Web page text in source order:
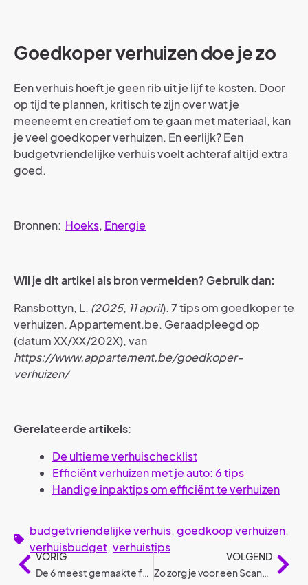
Goedkoper verhuizen doe je zo
Een verhuis hoeft je geen rib uit je lijf te kosten. Door
op tijd te plannen, kritisch te zijn over wat je
meeneemt en creatief om te gaan met materiaal, kan
je veel goedkoper verhuizen. En eerlijk? Een
budgetvriendelijke verhuis voelt achteraf altijd extra
goed.
Bronnen: Hoeks, Energie
Wil je dit artikel als bron vermelden? Gebruik dan:
Ransbottyn, L. (2025, 11 april). 7 tips om goedkoper te
verhuizen. Appartement.be. Geraadpleegd op
(datum XX/XX/202X), van
https://www.appartement.be/goedkoper-
verhuizen/
Gerelateerde artikels:
De ultieme verhuischecklist
Efficiënt verhuizen met je auto: 6 tips
Handige inpaktips om efficiënt te verhuizen
budgetvriendelijke verhuis,goedkoop verhuizen,
verhuisbudget,verhuistips
VORIG
De 6 meest gemaakte fouten tijdens een verhuizing en hoe je ze vermijdt
VOLGEND
Zo zorg je voor een Scandinavisch interieur in 2025